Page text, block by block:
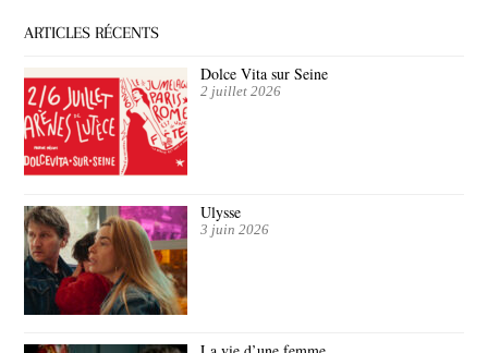
ARTICLES RÉCENTS
Dolce Vita sur Seine
2 juillet 2026
Ulysse
3 juin 2026